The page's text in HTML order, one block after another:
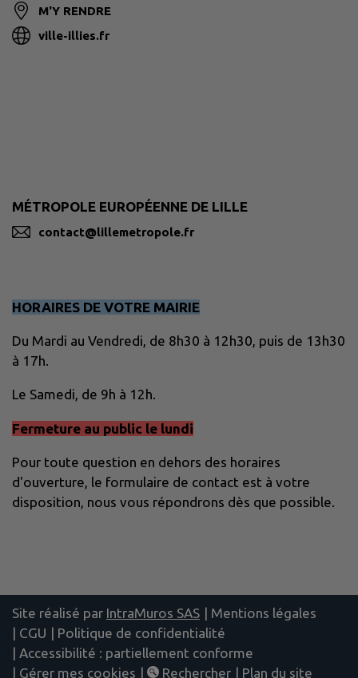
M'Y RENDRE
ville-illies.fr
MÉTROPOLE EUROPÉENNE DE LILLE
contact@lillemetropole.fr
HORAIRES DE VOTRE MAIRIE
Du Mardi au Vendredi, de 8h30 à 12h30, puis de 13h30
à 17h.
Le Samedi, de 9h à 12h.
Fermeture au public le lundi
Pour toute question en dehors des horaires
d'ouverture, le formulaire de contact est à votre
disposition, nous vous répondrons dès que possible.
Site réalisé par IntraMuros SAS | Mentions légales
| CGU | Politique de confidentialité
| Accessibilité : partiellement conforme
| Gérer mes cookies | Rechercher | Plan du site